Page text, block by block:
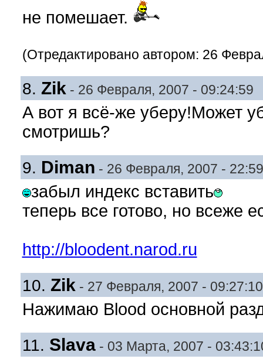
не помешает.
(Отредактировано автором: 26
8. Zik - 26 Февраля, 2007 - 09:24:59
А вот я всё-же уберу!Может
смотришь?
9. Diman - 26 Февраля, 2007 -
забыл индекс вставить
теперь все готово, но всеже
http://bloodent.narod.ru
10. Zik - 27 Февраля, 2007 - 09:27:10
Нажимаю Blood основной
11. Slava- 03 Марта, 2007 -